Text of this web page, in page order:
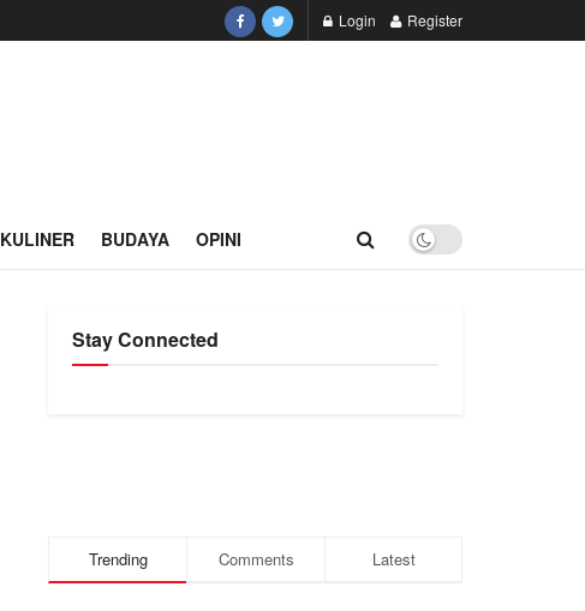
Login Register
KULINER BUDAYA OPINI
Stay Connected
Trending Comments Latest